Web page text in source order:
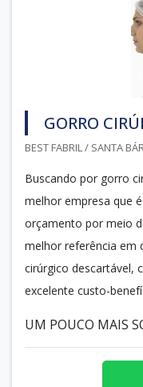
GORRO
BEST FABRIL / SANTA
Buscando por gorro
melhor empresa que
orçamento por meio
melhor referência em
cirúrgico descartável,
excelente custo-
UM POUCO MAIS